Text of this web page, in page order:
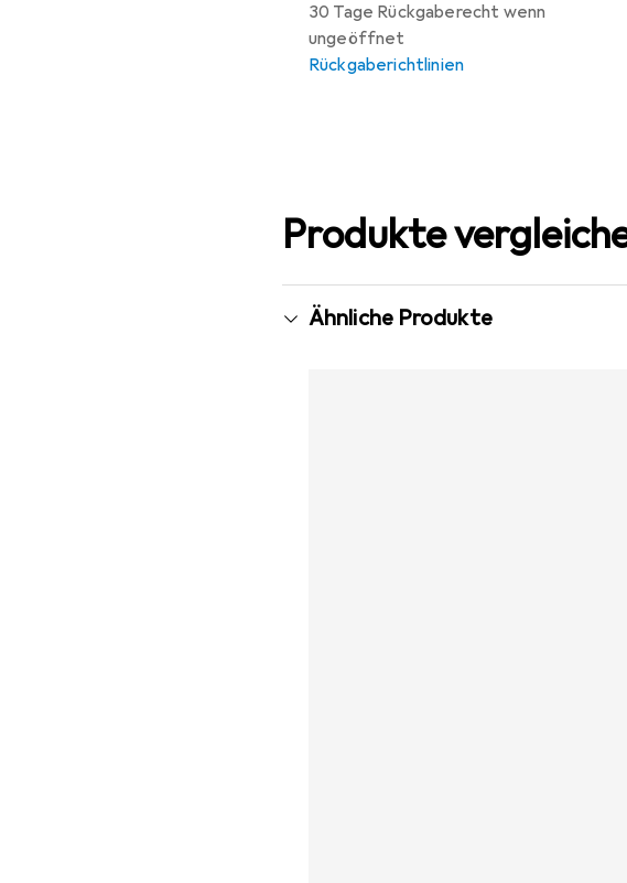
30 Tage Rückgaberecht wenn
ungeöffnet
Rückgaberichtlinien
Produkte
Ähnliche Produkte